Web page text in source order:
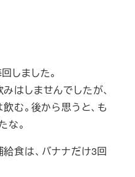
しました。
はしませんでしたが、
む。後から思うと、も
な。
食は、バナナだけ3回